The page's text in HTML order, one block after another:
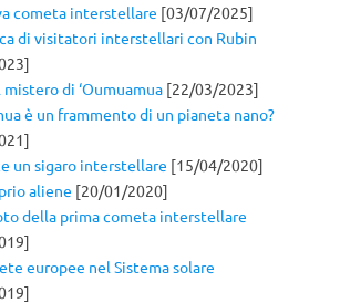
cometa interstellare [03/07/2025]
di visitatori interstellari con Rubin
di ‘Oumuamua [22/03/2023]
è un frammento di un pianeta nano?
un sigaro interstellare [15/04/2020]
aliene [20/01/2020]
della prima cometa interstellare
europee nel Sistema solare